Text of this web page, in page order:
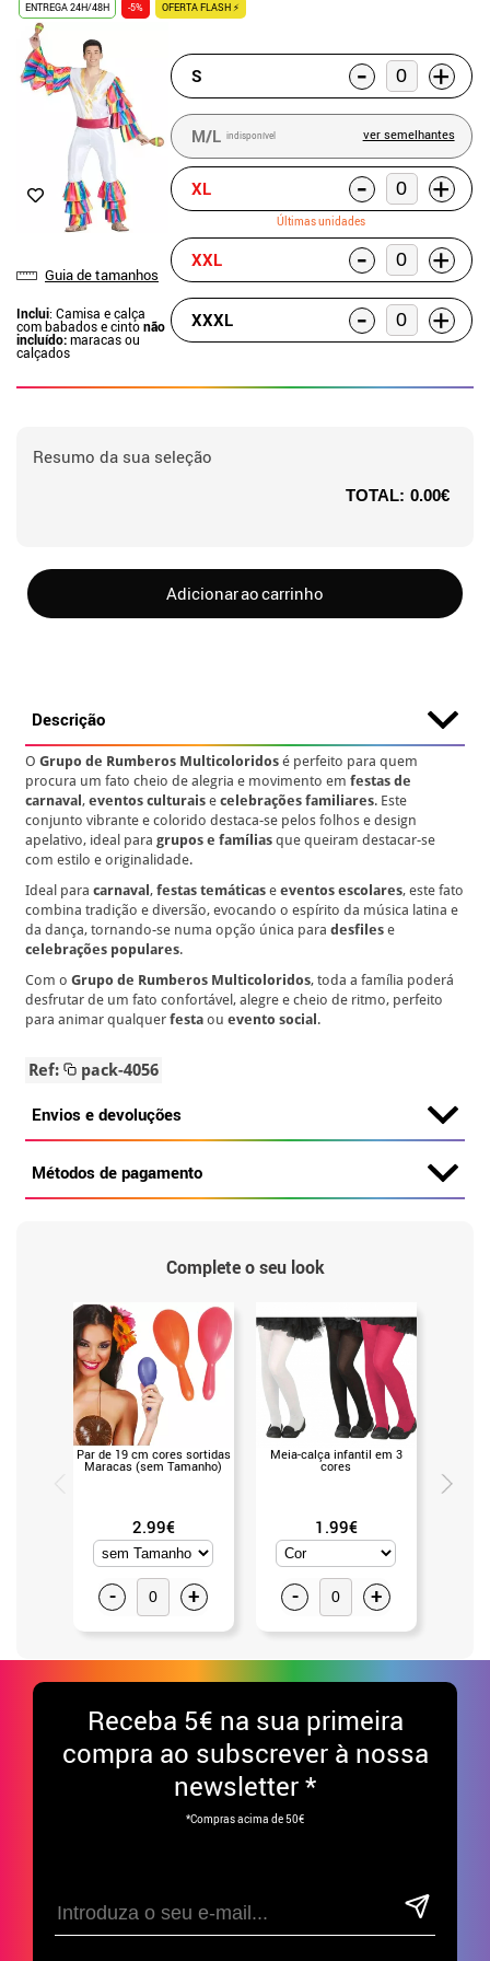
ENTREGA 24H/48H -5% OFERTA FLASH ⚡
Guia de tamanhos
Inclui: Camisa e calça
com babados e cintonão
incluído:maracas ou
calçados
S - +
M/L indisponível ver semelhantes
XL - +
Últimas unidades
XXL - +
XXXL - +
Resumo da sua seleção
TOTAL: 0.00€
Adicionar ao carrinho
Descrição
OGrupo de Rumberos Multicoloridos é perfeito para quem
procura um fato cheio de alegria e movimento emfestas de
carnaval,eventos culturais ecelebrações familiares. Este
conjunto vibrante e colorido destaca-se pelos folhos e design
apelativo, ideal paragrupos e famílias que queiram destacar-se
com estilo e originalidade.
Ideal paracarnaval,festas temáticas eeventos escolares, este fato
combina tradição e diversão, evocando o espírito da música latina e
da dança, tornando-se numa opção única paradesfiles e
celebrações populares.
Com oGrupo de Rumberos Multicoloridos, toda a família poderá
desfrutar de um fato confortável, alegre e cheio de ritmo, perfeito
para animar qualquerfesta ouevento social.
Ref: pack-4056
Envios e devoluções
Métodos de pagamento
Complete o seu look
Par de 19 cm cores sortidas
Maracas (sem Tamanho)
2.99€
- +
Meia-calça infantil em 3
cores
1.99€
- +
Receba 5€ na sua primeira
compra ao subscrever à nossa
newsletter *
*Compras acima de 50€